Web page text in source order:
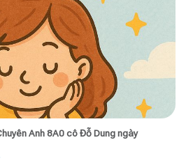
Anh 8A0 cô Đỗ Dung ngày